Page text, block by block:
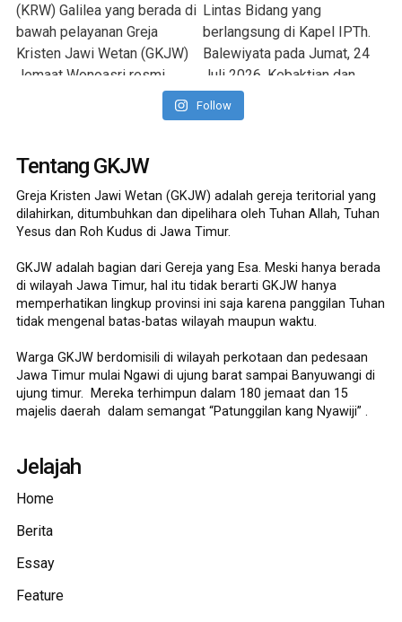
Follow
Tentang GKJW
Greja Kristen Jawi Wetan (GKJW) adalah gereja teritorial yang
dilahirkan, ditumbuhkan dan dipelihara oleh Tuhan Allah, Tuhan
Yesus dan Roh Kudus di Jawa Timur.
GKJW adalah bagian dari Gereja yang Esa. Meski hanya berada
di wilayah Jawa Timur, hal itu tidak berarti GKJW hanya
memperhatikan lingkup provinsi ini saja karena panggilan Tuhan
tidak mengenal batas-batas wilayah maupun waktu.
Warga GKJW berdomisili di wilayah perkotaan dan pedesaan
Jawa Timur mulai Ngawi di ujung barat sampai Banyuwangi di
ujung timur. Mereka terhimpun dalam 180 jemaat dan 15
majelis daerah dalam semangat “Patunggilan kang Nyawiji” .
Jelajah
Home
Berita
Essay
Feature